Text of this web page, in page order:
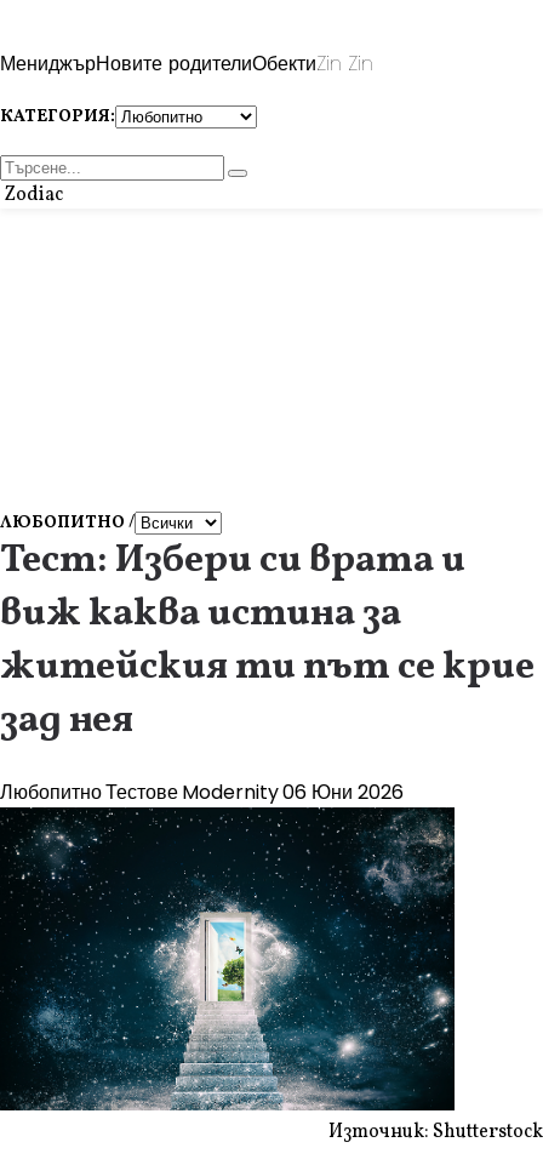
МениджърНовите родителиОбектиZin Zin
КАТЕГОРИЯ:
Zodiac
ЛЮБОПИТНО /
Тест: Избери си врата и
виж каква истина за
житейския ти път се крие
зад нея
ЛюбопитноТестовеModernity06 Юни 2026
Източник: Shutterstock